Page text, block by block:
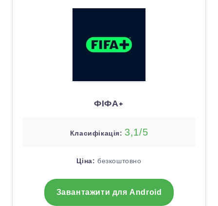
ФІФА+
Класифікація: 3,1/5
Ціна: безкоштовно
Завантажити для Android